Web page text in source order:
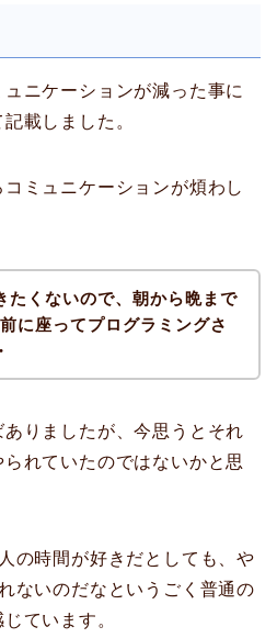
ニケーションが減った事に
載しました。
ミュニケーションが煩わし
たくないので、朝から晩まで
に座ってプログラミングさ
りましたが、今思うとそれ
れていたのではないかと思
の時間が好きだとしても、や
ないのだなというごく普通の
ています。